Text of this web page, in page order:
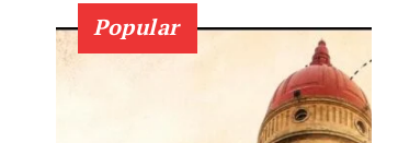
Popular